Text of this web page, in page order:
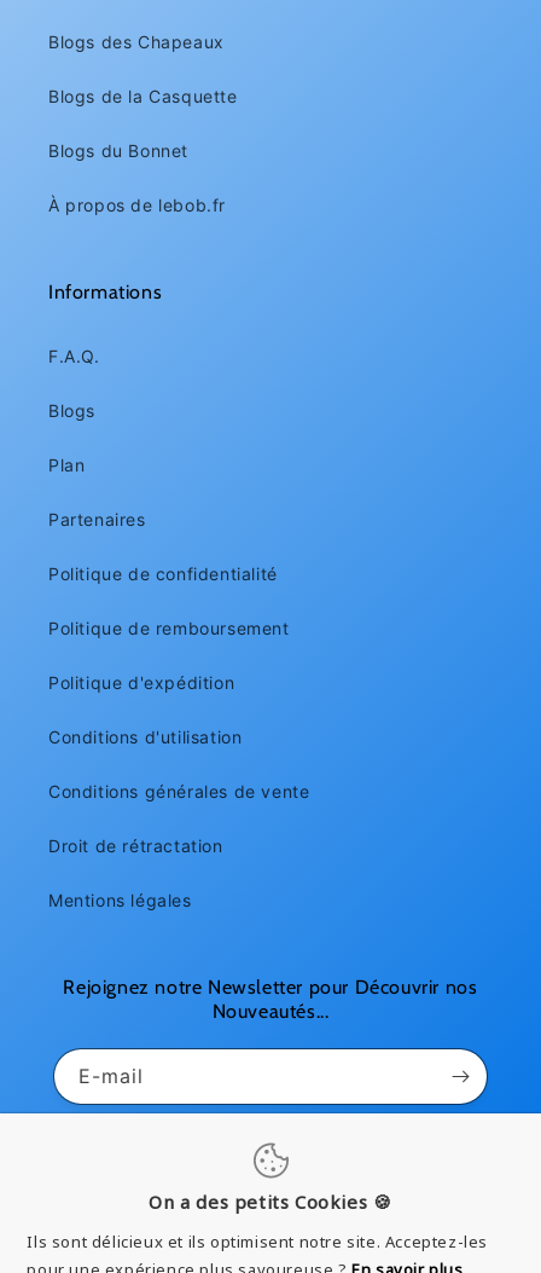
Blogs des Chapeaux
Blogs de la Casquette
Blogs du Bonnet
À propos de lebob.fr
Informations
F.A.Q.
Blogs
Plan
Partenaires
Politique de confidentialité
Politique de remboursement
Politique d'expédition
Conditions d'utilisation
Conditions générales de vente
Droit de rétractation
Mentions légales
Rejoignez notre Newsletter pour Découvrir nos
Nouveautés...
E-mail
PinterestInstagram
Moyens
On a des petits Cookies 🍪
Ils sont délicieux et ils optimisent notre site. Acceptez-les